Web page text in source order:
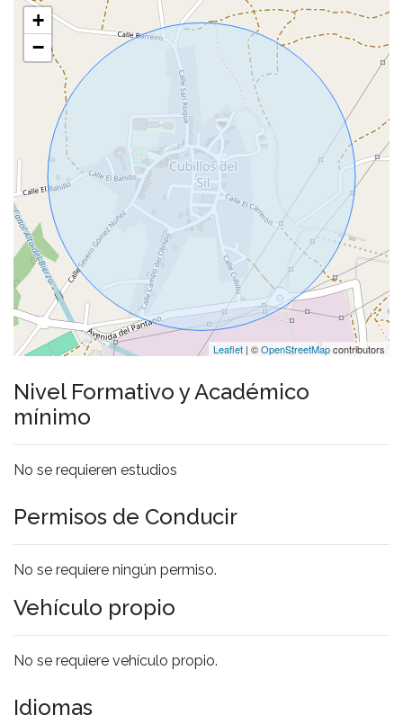
+
−
Leaflet | ©OpenStreetMapcontributors
Nivel Formativo y Académico
mínimo
No se requieren estudios
Permisos de Conducir
No se requiere ningún permiso.
Vehículo propio
No se requiere vehículo propio.
Idiomas